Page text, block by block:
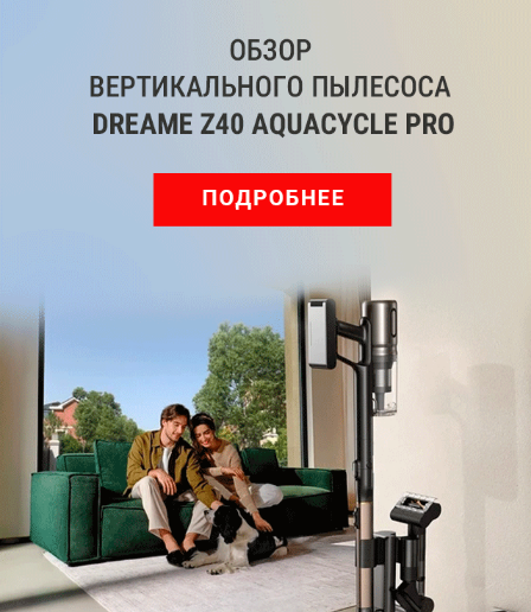
Обзор вертикального пылесоса Dreame Z40 AquaCycle
Pro: гибкий подход к уборке